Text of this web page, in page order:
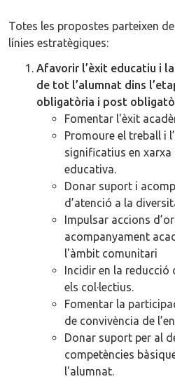
Totes les propostes parteixen
línies estratègiques:
Afavorir l’èxit educatiu i
de tot l’alumnat dins
obligatòria i post
Fomentar l'èxit
Promoure el treball i
significatius en
educativa.
Donar suport i
d’atenció a la
Impulsar accions
acompanyament
l'àmbit comunitari
Incidir en la reducció
els col·lectius.
Fomentar la
de convivència de
Donar suport per al
competències
l'alumnat.